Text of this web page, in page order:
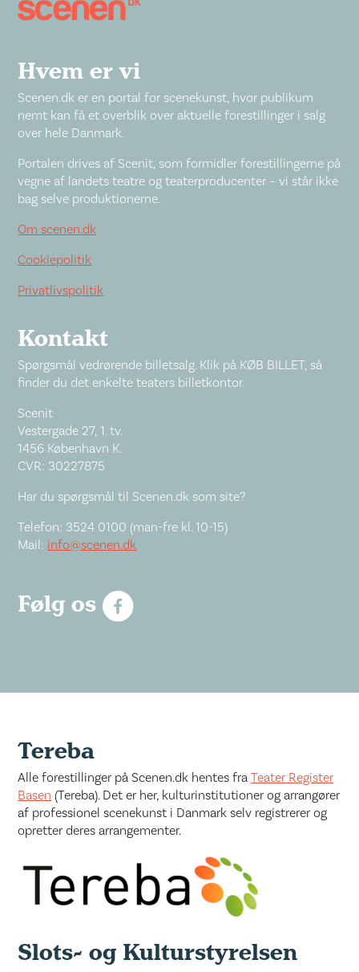
Hvem er vi
Scenen.dk er en portal for scenekunst, hvor publikum
nemt kan få et overblik over aktuelle forestillinger i salg
over hele Danmark.
Portalen drives af Scenit, som formidler forestillingerne på
vegne af landets teatre og teaterproducenter – vi står ikke
bag selve produktionerne.
Om scenen.dk
Cookiepolitik
Privatlivspolitik
Kontakt
Spørgsmål vedrørende billetsalg. Klik på KØB BILLET, så
finder du det enkelte teaters billetkontor.
Scenit
Vestergade 27, 1. tv.
1456 København K.
CVR: 30227875
Har du spørgsmål til Scenen.dk som site?
Telefon: 3524 0100 (man-fre kl. 10-15)
Mail: info@scenen.dk
Følg os
Tereba
Alle forestillinger på Scenen.dk hentes fraTeater Register
Basen (Tereba). Det er her, kulturinstitutioner og arrangører
af professionel scenekunst i Danmark selv registrerer og
opretter deres arrangementer.
Slots- og Kulturstyrelsen